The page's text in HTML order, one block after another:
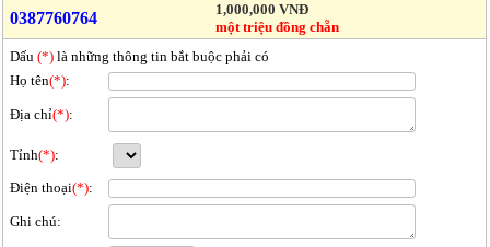
0387760764
1,000,000 VNĐ
một triệu đồng chẵn
Dấu (*) là những thông tin bắt buộc phải có
Họ tên(*):
Địa chỉ(*):
Tỉnh(*):
Điện thoại(*):
Ghi chú: